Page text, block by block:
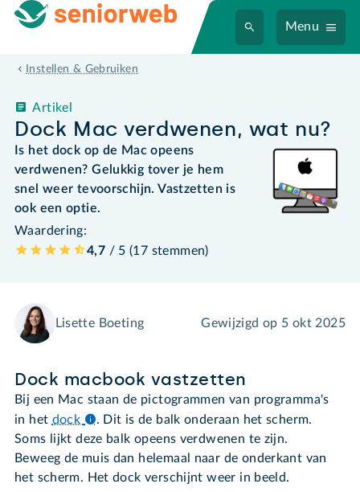
Menu
Instellen & Gebruiken
Dock Mac verdwenen, wat nu?
Artikel
Is het dock op de Mac opeens
verdwenen? Gelukkig tover je hem
snel weer tevoorschijn. Vastzetten is
ook een optie.
Waardering:
4,7 / 5 (17 stemmen)
Lisette Boeting Gewijzigd op 5 okt 2025
Dock macbook vastzetten
Bij een Mac staan de pictogrammen van programma's
in het dock . Dit is de balk onderaan het scherm.
Soms lijkt deze balk opeens verdwenen te zijn.
Beweeg de muis dan helemaal naar de onderkant van
het scherm. Het dock verschijnt weer in beeld.